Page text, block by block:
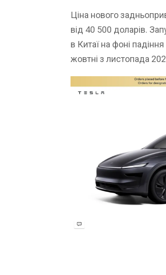
Ціна нового
від 40 500 доларів.
в Китаї на фоні
жовтні з листопада